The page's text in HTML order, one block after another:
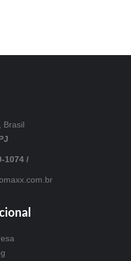
Brasil
1074 /